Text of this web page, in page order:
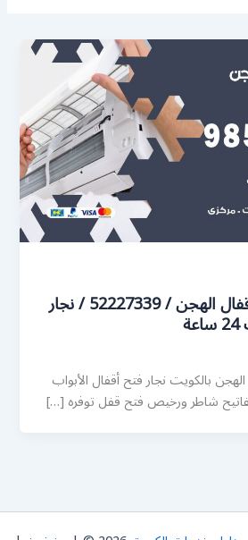
رقم فتح أبواب واقفال الهجن / 52227339 / نجار
بالكويت نجار فتح أقفال الأبواب